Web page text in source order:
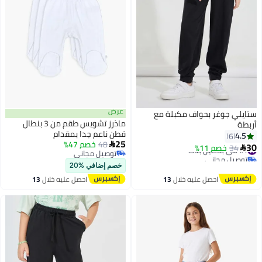
ستايلي جوغر بحواف مكبلة مع
أربطة
4.5
6
30
34 خصم 11% #1 في بناطيل بنات
توصيل مجاني
#1 في بناطيل بنات
احصل عليه خلال13
اغسطس
عرض
ماذرز تشويس طقم من 3 بنطال
قطن ناعم جدا بمقدام
25
48 خصم 47%
توصيل مجاني
توصيل مجاني
خصم إضافي %20
احصل عليه خلال13
اغسطس